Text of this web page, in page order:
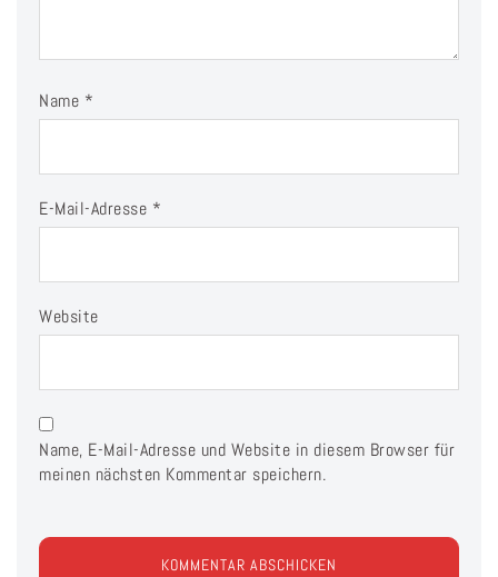
Name *
E-Mail-Adresse *
Website
Name, E-Mail-Adresse und Website in diesem Browser für
meinen nächsten Kommentar speichern.